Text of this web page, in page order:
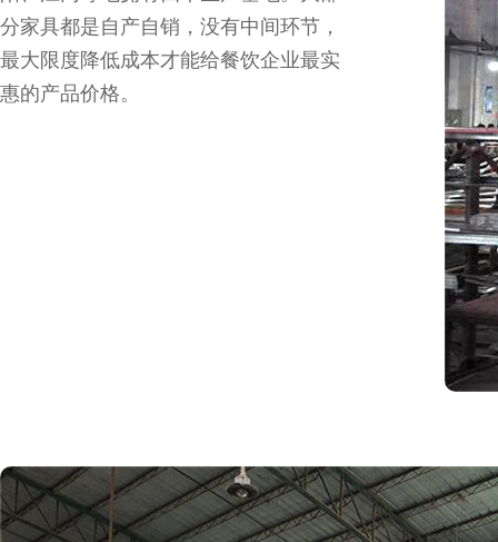
分家具都是自产自销，没有中间环节，
最大限度降低成本才能给餐饮企业最实
惠的产品价格。